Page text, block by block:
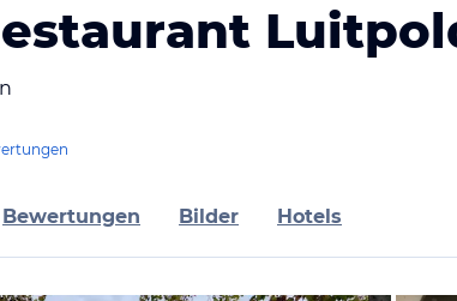
Bewertungen Bilder Hotels